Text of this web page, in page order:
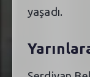
yaşadı.